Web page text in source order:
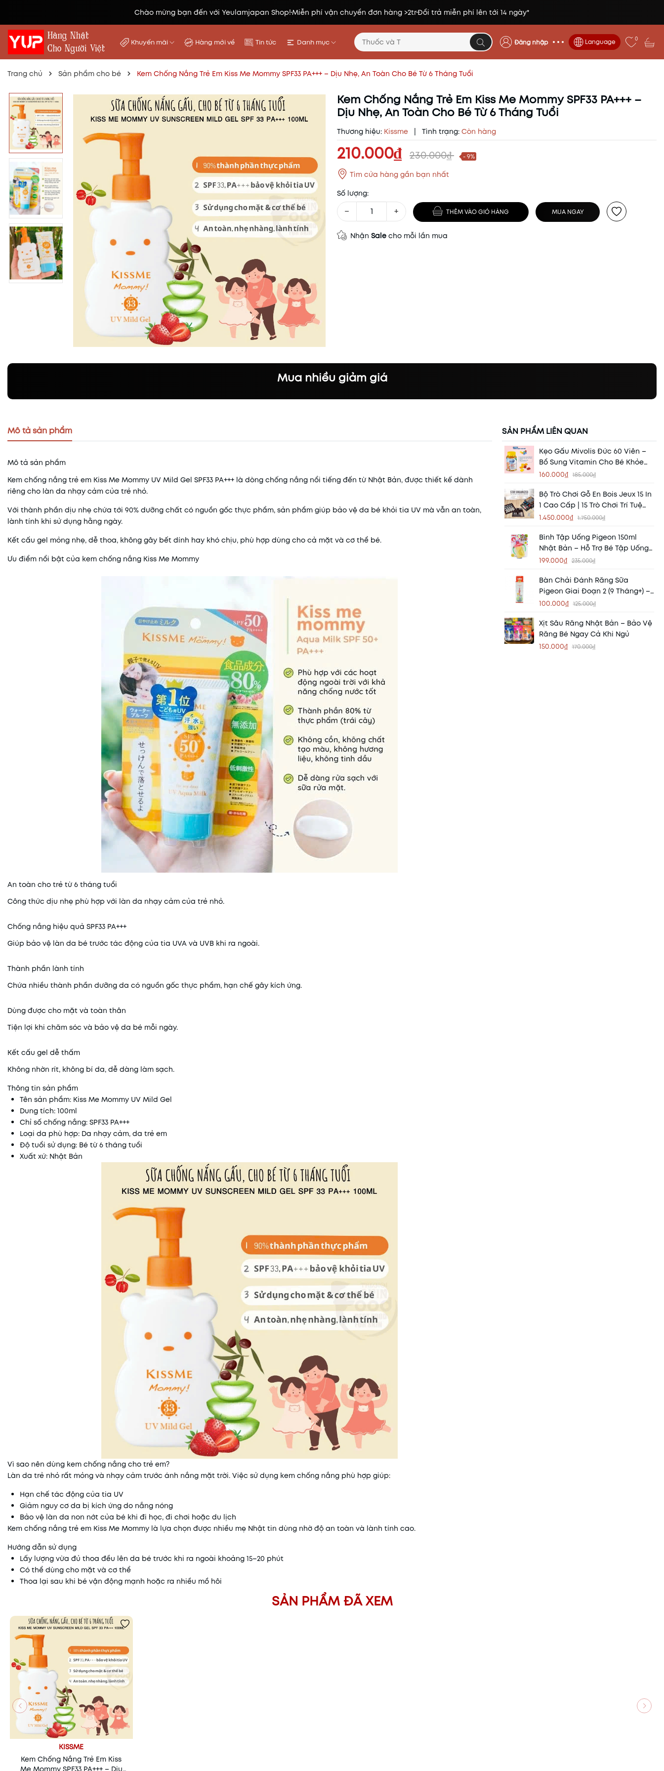
Chào mừng bạn đến với Yeulamjapan Shop!Miễn phí vận chuyển đơn hàng >2trĐổi trả miễn phí lên tới 14 ngày*
Khuyến mãi Hàng mới về Tin tức Danh mục Đăng nhập Language 0
Trang chủ Sản phẩm cho bé Kem Chống Nắng Trẻ Em Kiss Me Mommy SPF33 PA+++ – Dịu Nhẹ, An Toàn Cho Bé Từ 6 Tháng Tuổi
Kem Chống Nắng Trẻ Em Kiss Me Mommy SPF33 PA+++ –
Dịu Nhẹ, An Toàn Cho Bé Từ 6 Tháng Tuổi
Thương hiệu: Kissme Tình trạng: Còn hàng
210.000₫ 230.000₫ - 9%
Tìm cửa hàng gần bạn nhất
Số lượng:
− + THÊM VÀO GIỎ HÀNG MUA NGAY
Nhận Sale cho mỗi lần mua
Mua nhiều giảm giá
Mô tả sản phẩm
Mô tả sản phẩm
Kem chống nắng trẻ em Kiss Me Mommy UV Mild Gel SPF33 PA+++ là dòng chống nắng nổi tiếng đến từ Nhật Bản, được thiết kế dành
riêng cho làn da nhạy cảm của trẻ nhỏ.
Với thành phần dịu nhẹ chứa tới 90% dưỡng chất có nguồn gốc thực phẩm, sản phẩm giúp bảo vệ da bé khỏi tia UV mà vẫn an toàn,
lành tính khi sử dụng hằng ngày.
Kết cấu gel mỏng nhẹ, dễ thoa, không gây bết dính hay khó chịu, phù hợp dùng cho cả mặt và cơ thể bé.
Ưu điểm nổi bật của kem chống nắng Kiss Me Mommy
An toàn cho trẻ từ 6 tháng tuổi
Công thức dịu nhẹ phù hợp với làn da nhạy cảm của trẻ nhỏ.
Chống nắng hiệu quả SPF33 PA+++
Giúp bảo vệ làn da bé trước tác động của tia UVA và UVB khi ra ngoài.
Thành phần lành tính
Chứa nhiều thành phần dưỡng da có nguồn gốc thực phẩm, hạn chế gây kích ứng.
Dùng được cho mặt và toàn thân
Tiện lợi khi chăm sóc và bảo vệ da bé mỗi ngày.
Kết cấu gel dễ thấm
Không nhờn rít, không bí da, dễ dàng làm sạch.
Thông tin sản phẩm
Tên sản phẩm: Kiss Me Mommy UV Mild Gel
Dung tích: 100ml
Chỉ số chống nắng: SPF33 PA+++
Loại da phù hợp: Da nhạy cảm, da trẻ em
Độ tuổi sử dụng: Bé từ 6 tháng tuổi
Xuất xứ: Nhật Bản
Vì sao nên dùng kem chống nắng cho trẻ em?
Làn da trẻ nhỏ rất mỏng và nhạy cảm trước ánh nắng mặt trời. Việc sử dụng kem chống nắng phù hợp giúp:
Hạn chế tác động của tia UV
Giảm nguy cơ da bị kích ứng do nắng nóng
Bảo vệ làn da non nớt của bé khi đi học, đi chơi hoặc du lịch
Kem chống nắng trẻ em Kiss Me Mommy là lựa chọn được nhiều mẹ Nhật tin dùng nhờ độ an toàn và lành tính cao.
Hướng dẫn sử dụng
Lấy lượng vừa đủ thoa đều lên da bé trước khi ra ngoài khoảng 15–20 phút
Có thể dùng cho mặt và cơ thể
Thoa lại sau khi bé vận động mạnh hoặc ra nhiều mồ hôi
SẢN PHẨM LIÊN QUAN
Kẹo Gấu Mivolis Đức 60 Viên –
Bổ Sung Vitamin Cho Bé Khỏe
Mạnh, Ăn Ngon Mỗi Ngày
160.000₫ 185.000₫
Bộ Trò Chơi Gỗ En Bois Jeux 15 In
1 Cao Cấp | 15 Trò Chơi Trí Tuệ
Cho Gia Đình
1.450.000₫ 1.750.000₫
Bình Tập Uống Pigeon 150ml
Nhật Bản – Hỗ Trợ Bé Tập Uống
Độc Lập An Toàn
199.000₫ 235.000₫
Bàn Chải Đánh Răng Sữa
Pigeon Giai Đoạn 2 (9 Tháng+) –
Tập Làm Quen Chăm Sóc Răng
100.000₫ 125.000₫
Xịt Sâu Răng Nhật Bản – Bảo Vệ
Răng Bé Ngay Cả Khi Ngủ
150.000₫ 170.000₫
SẢN PHẨM ĐÃ XEM
KISSME
Kem Chống Nắng Trẻ Em Kiss
Me Mommy SPF33 PA+++ – Dịu